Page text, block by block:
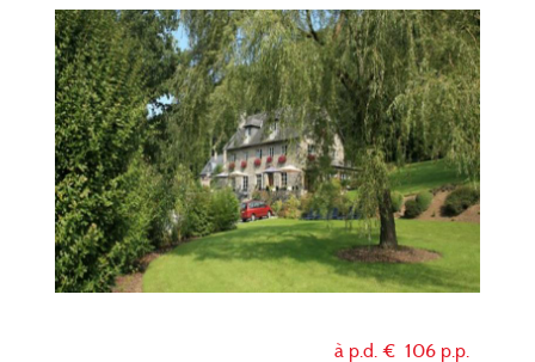
à p.d. € 106 p.p.